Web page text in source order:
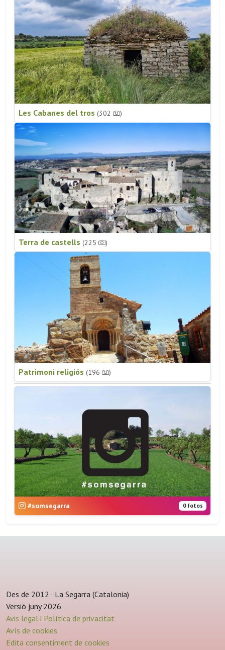
Les Cabanes del tros (302 )
Terra de castells (225 )
Patrimoni religiós (196 )
#somsegarra 0 fotos
Des de 2012 · La Segarra (Catalonia)
Versió juny 2026
Avis legal i Política de privacitat
Avís de cookies
Edita consentiment de cookies